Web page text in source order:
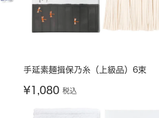
手延素麺揖保乃糸（上級品）6束
¥1,080 税込